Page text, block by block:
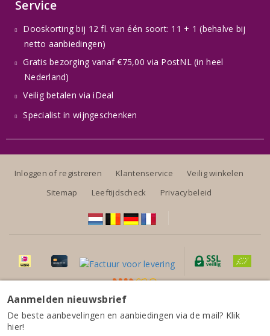
Il Conte Villa Prandone Verdicchio Classico 2024
Service
Dooskorting bij 12 fl. van één soort: 11 + 1 (behalve bij
netto aanbiedingen)
Gratis bezorging vanaf €75,00 via PostNL (in heel
Nederland)
Veilig betalen via iDeal
Specialist in wijngeschenken
Inloggen of registreren Klantenservice
Veilig winkelen
Sitemap
Leeftijdscheck Privacybeleid
Aanmelden nieuwsbrief
De beste aanbevelingen en aanbiedingen via de mail? Klik
hier!